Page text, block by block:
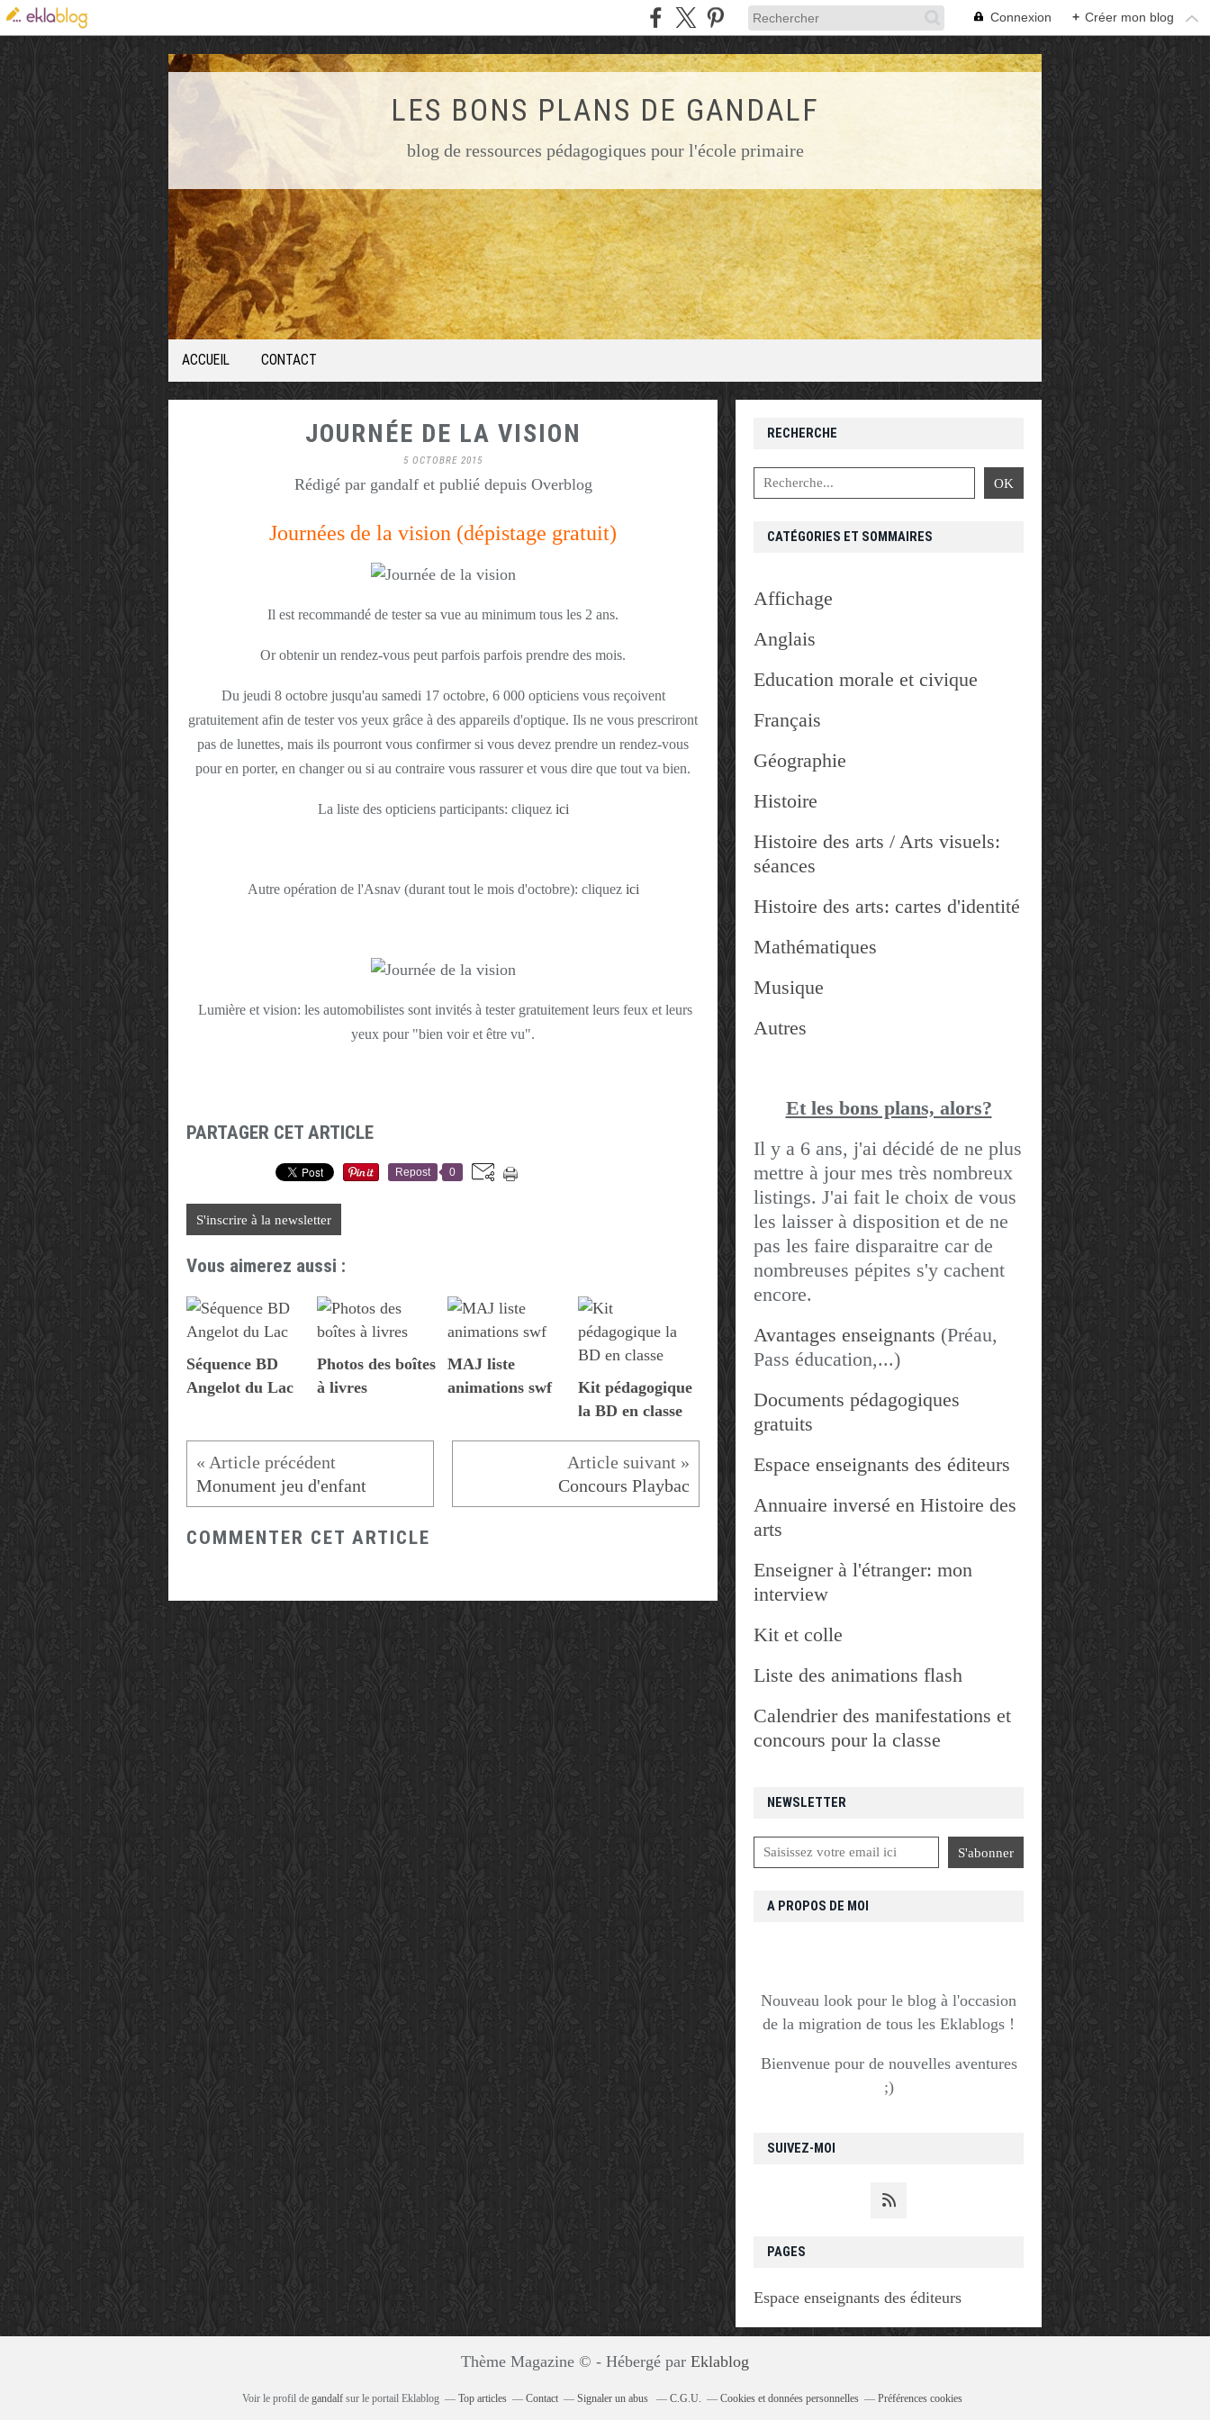
Connexion + Créer mon blog
LES BONS PLANS DE GANDALF
blog de ressources pédagogiques pour l'école primaire
ACCUEIL CONTACT
JOURNÉE DE LA VISION
5 OCTOBRE 2015
Rédigé par gandalf et publié depuis Overblog
Journées de la vision (dépistage gratuit)
Il est recommandé de tester sa vue au minimum tous les 2 ans.
Or obtenir un rendez-vous peut parfois parfois prendre des mois.
Du jeudi 8 octobre jusqu'au samedi 17 octobre, 6 000 opticiens vous reçoivent
gratuitement afin de tester vos yeux grâce à des appareils d'optique. Ils ne vous prescriront
pas de lunettes, mais ils pourront vous confirmer si vous devez prendre un rendez-vous
pour en porter, en changer ou si au contraire vous rassurer et vous dire que tout va bien.
La liste des opticiens participants: cliquez ici
Autre opération de l'Asnav (durant tout le mois d'octobre): cliquez ici
Lumière et vision: les automobilistes sont invités à tester gratuitement leurs feux et leurs
yeux pour "bien voir et être vu".
PARTAGER CET ARTICLE
Repost 0
S'inscrire à la newsletter
Vous aimerez aussi :
Séquence BD
Angelot du Lac
Photos des boîtes
à livres
MAJ liste
animations swf
Kit pédagogique
la BD en classe
Monument jeu d'enfant Concours Playbac
COMMENTER CET ARTICLE
NEWSLETTER
SUIVEZ-MOI
RECHERCHE
PAGES
Espace enseignants des éditeurs
CATÉGORIES ET SOMMAIRES
Affichage
Anglais
Education morale et civique
Français
Géographie
Histoire
Histoire des arts / Arts visuels:
séances
Histoire des arts: cartes d'identité
Mathématiques
Musique
Autres
Et les bons plans, alors?
Il y a 6 ans, j'ai décidé de ne plus
mettre à jour mes très nombreux
listings. J'ai fait le choix de vous
les laisser à disposition et de ne
pas les faire disparaitre car de
nombreuses pépites s'y cachent
encore.
Avantages enseignants (Préau,
Pass éducation,...)
Documents pédagogiques
gratuits
Espace enseignants des éditeurs
Annuaire inversé en Histoire des
arts
Enseigner à l'étranger: mon
interview
Kit et colle
Liste des animations flash
Calendrier des manifestations et
concours pour la classe
A PROPOS DE MOI
Nouveau look pour le blog à l'occasion
de la migration de tous les Eklablogs !
Bienvenue pour de nouvelles aventures
;)
Thème Magazine © - Hébergé par Eklablog
Voir le profil de gandalf sur le portail Eklablog Top articles Contact Signaler un abus C.G.U. Cookies et données personnelles Préférences cookies